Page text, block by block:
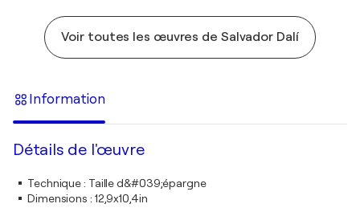
Voir toutes les œuvres de Salvador Dalí
Information
Détails de l'œuvre
Technique: Taille d&#039;épargne
Dimensions : 12,9x10,4in